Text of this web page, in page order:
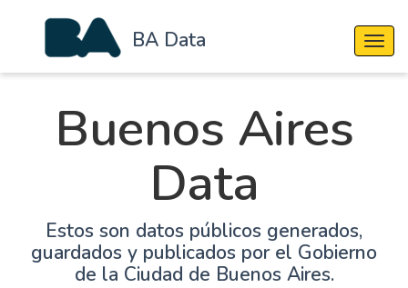
BA Data
Buenos Aires
Data
Estos son datos públicos generados,
guardados y publicados por el Gobierno
de la Ciudad de Buenos Aires.